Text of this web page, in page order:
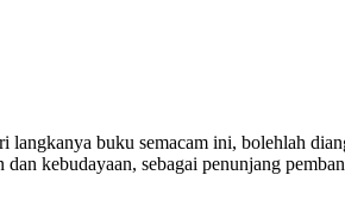
buku semacam ini, bolehlah
kebudayaan, sebagai penunjang